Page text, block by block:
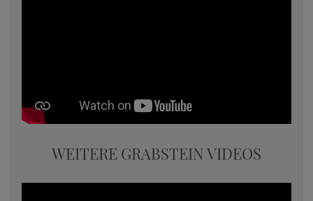
WEITERE GRABSTEIN VIDEOS